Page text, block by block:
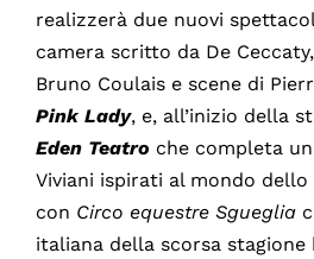
realizzerà due nuovi
camera scritto da De
Bruno Coulais e scene di
Pink Lady, e, all’inizio della
Eden Teatro che completa
Viviani ispirati al mondo
con Circo equestre Sgueglia
italiana della scorsa